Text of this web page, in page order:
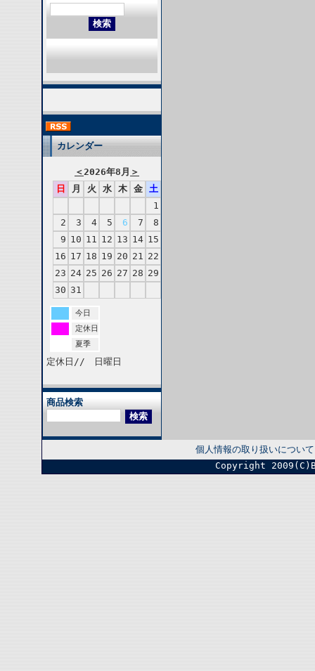
カレンダー
＜2026年8月 ＞
日
月 火 水 木 金
土
1
2
3 4 5 6 7
8
9 10 11 12 13 14 15
16 17 18 19 20 21 22
23 24 25 26 27 28 29
30 31
今日
定休日
夏季
定休日// 日曜日
商品検索
個人情報の取り扱いについて
Copyright